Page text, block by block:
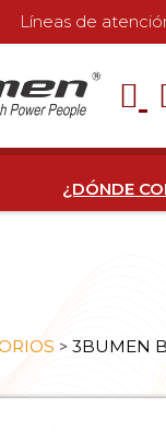
Líneas de
¿DÓNDE
> 3BUMEN